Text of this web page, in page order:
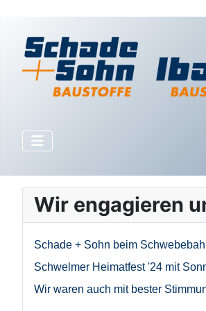
Wir engagieren
Schade + Sohn beim
Schwelmer Heimatfest '24 mit
Wir waren auch mit bester